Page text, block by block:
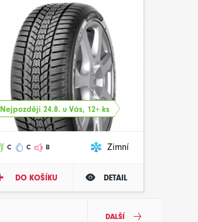
Nejpozději 24.8. u Vás, 12+ ks
C C B Zimní
DO KOŠÍKU DETAIL
DALŠÍ